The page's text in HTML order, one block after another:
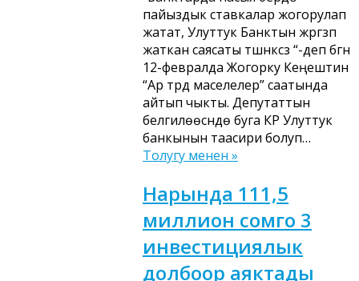
пайыздык ставкалар жогорулап
жатат, Улуттук Банктын жүргүзүп
жаткан саясаты түшүнүксүз “-деп бүгүн
12-февралда Жогорку Кеңештин
“Ар түрдүү маселелер” саатында
айтып чыкты. Депутаттын
белгилөөсүндө буга КР Улуттук
банкынын таасири болуп…
Толугу менен »
Нарында 111,5
миллион сомго 3
инвестициялык
долбоор аяктады